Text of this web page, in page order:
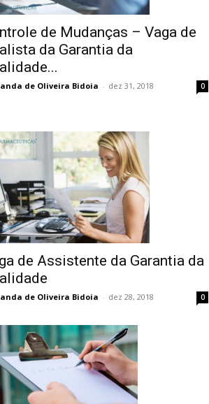
de Mudanças – Vaga de
da Garantia da
de Oliveira Bidoia - dez 31, 2018 0
de Assistente da Garantia da
de Oliveira Bidoia - dez 28, 2018 0